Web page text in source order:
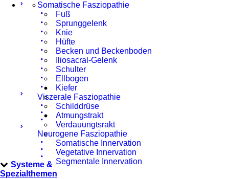
Somatische Fasziopathie
Fuß
Sprunggelenk
Knie
Hüfte
Becken und Beckenboden
Iliosacral-Gelenk
Schulter
Ellbogen
Kiefer
Viszerale Fasziopathie
Schilddrüse
Atmungstrakt
Verdauungtsrakt
Neurogene Fasziopathie
Somatische Innervation
Vegetative Innervation
Segmentale Innervation
Systeme &
Spezialthemen